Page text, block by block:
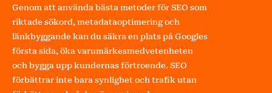
Genom att använda bästa metoder för SEO som
riktade sökord, metadataoptimering och
länkbyggande kan du säkra en plats på Googles
första sida, öka varumärkesmedvetenheten
och bygga upp kundernas förtroende. SEO
förbättrar inte bara synlighet och trafik utan